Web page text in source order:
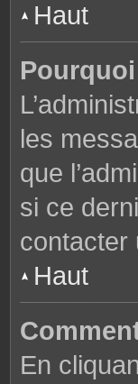
Haut
les
que
si ce
contacter
Haut
En